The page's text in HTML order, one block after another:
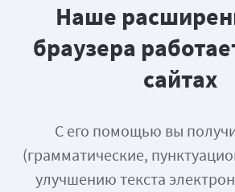
Наше
браузера
сайтах
С его помощью вы
(грамматические,
улучшению текста